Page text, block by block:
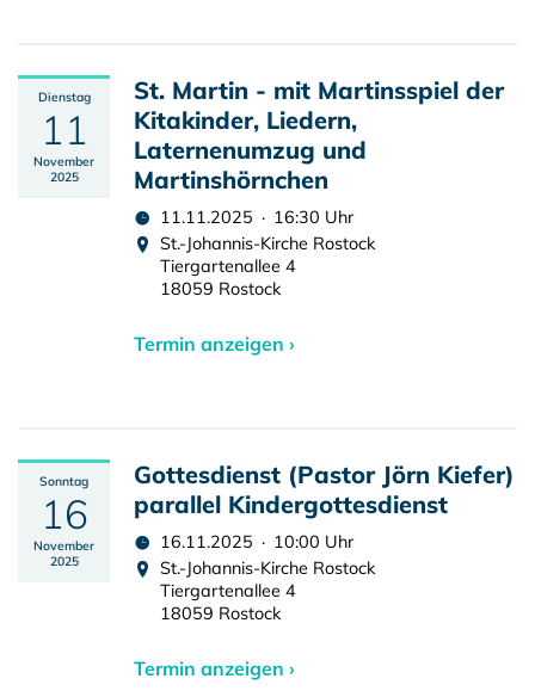
Dienstag
11
November
2025
St. Martin - mit Martinsspiel der
Kitakinder, Liedern,
Laternenumzug und
Martinshörnchen
11.11.2025 · 16:30 Uhr
St.-Johannis-Kirche Rostock
Tiergartenallee 4
18059 Rostock
Termin anzeigen ›
Sonntag
16
November
2025
Gottesdienst (Pastor Jörn Kiefer)
parallel Kindergottesdienst
16.11.2025 · 10:00 Uhr
St.-Johannis-Kirche Rostock
Tiergartenallee 4
18059 Rostock
Termin anzeigen ›